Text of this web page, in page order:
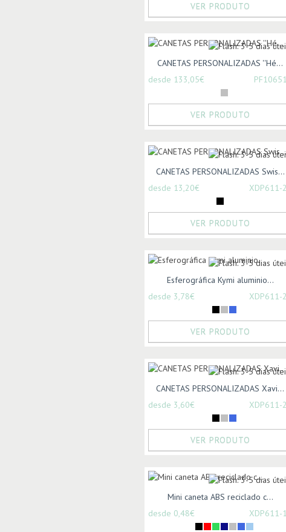
VER PRODUTO
CANETAS PERSONALIZADAS ''Hé...
desde 133,05€
VER PRODUTO
CANETAS PERSONALIZADAS Swis...
desde 13,20€
XDP611-
VER PRODUTO
Esferográfica Kymi aluminio...
desde 3,78€
XDP611-
VER PRODUTO
CANETAS PERSONALIZADAS Xavi...
desde 3,60€
XDP611-
VER PRODUTO
Mini caneta ABS reciclado c...
desde 0,48€
XDP611-